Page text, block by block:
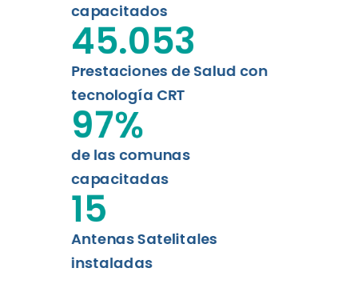
capacitados
Prestaciones de Salud con
tecnología CRT
45.053
de las comunas
capacitadas
97%
Antenas Satelitales
instaladas
15